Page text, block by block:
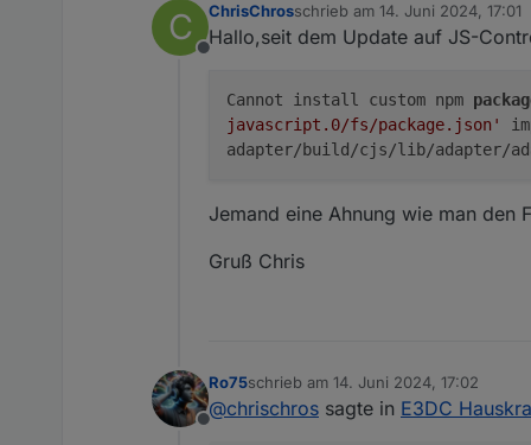
41011	Minute
41012
41015
41016
41017
41020	AAC-
41022	AAC-
41027
41028
41029
C
Offline
ChrisChrosschrieb am 14. Juni 2024, 17:01
zuletzt editiert von
Hallo,seit dem Update auf JS-
Cannot install custom npm
javascript.0/fs/package.json'
adapter/build/cjs/lib/adapter/
Jemand eine Ahnung wie man den
Gruß Chris
Offline
Ro75schrieb am 14. Juni 2024, 17:02
zuletzt editiert von
@chrischros sagte in E3DC